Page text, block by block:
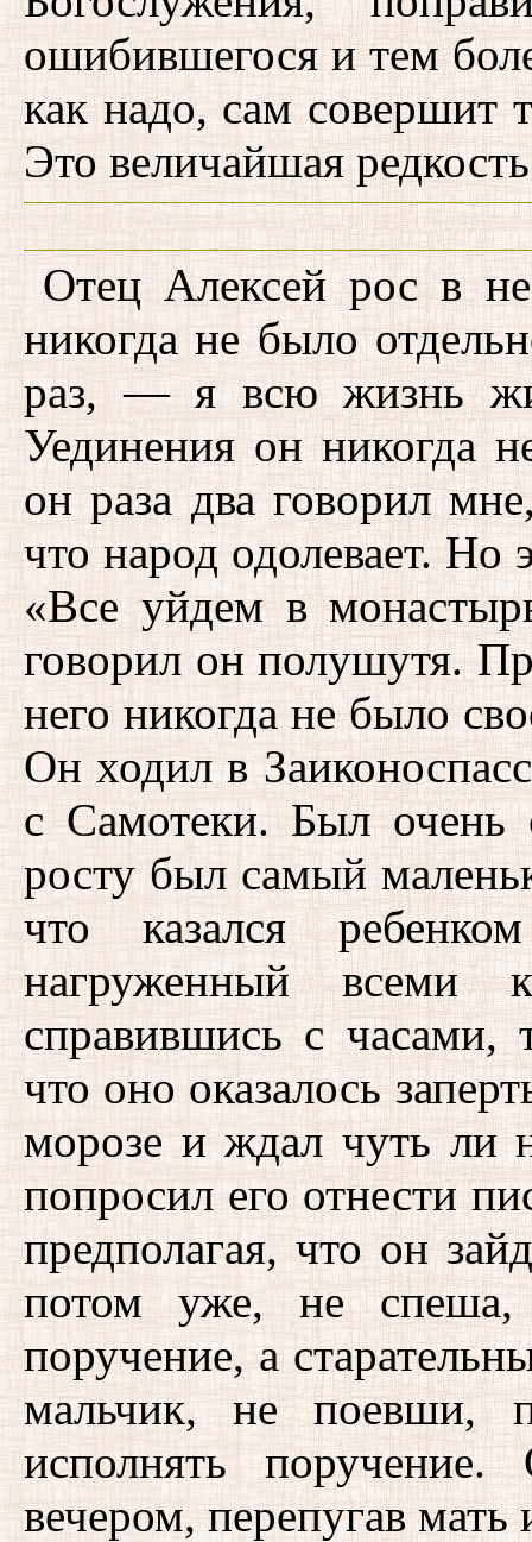
ошибившегося и тем
как надо, сам совершит
Это величайшая
Отец Алексей рос в
никогда не было
раз, — я всю жизнь
Уединения он никогда
он раза два говорил
что народ одолевает. Но
«Все уйдем в
говорил он полушутя.
него никогда не было
Он ходил в
с Самотеки. Был очень
росту был самый
что казался
нагруженный
справившись с часами,
что оно оказалось
морозе и ждал чуть ли
попросил его отнести
предполагая, что он
потом уже, не спеша,
поручение, а
мальчик, не поевши,
исполнять
вечером, перепугав мать